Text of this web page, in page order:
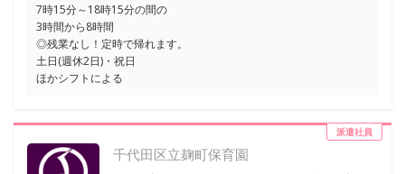
7時15分～18時15分の間の
3時間から8時間
◎残業なし！定時で帰れます。
土日(週休2日)・祝日
ほかシフトによる
派遣社員
千代田区立麹町保育園